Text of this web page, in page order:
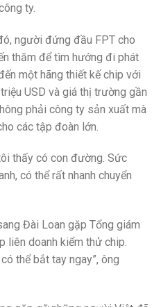
ty.
người đứng đầu FPT cho
thăm để tìm hướng đi phát
một hãng thiết kế chip với
USD và giá thị trường gần
phải công ty sản xuất mà
các tập đoàn lớn.
thấy có con đường. Sức
có thể rất nhanh chuyển
Đài Loan gặp Tổng giám
liên doanh kiểm thử chip.
thể bắt tay ngay”, ông